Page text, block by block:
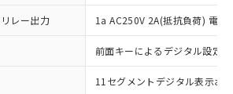
リレー出力 1a AC250V 2A(抵抗負荷) 電
前面キーによるデジタル設定
11セグメントデジタル表示お